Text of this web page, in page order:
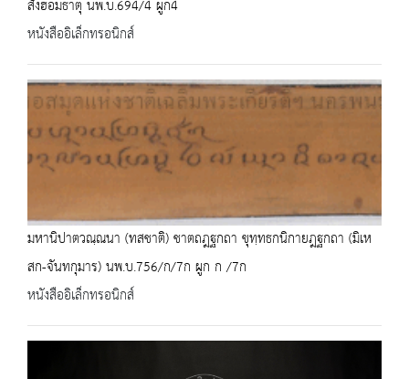
สังฮอมธาตุ นพ.บ.694/4 ผูก4
หนังสืออิเล็กทรอนิกส์
มหานิปาตวณฺณนา (ทสชาติ) ชาตถฎฐกถา ขุทฺทธกนิกายฎฐกถา (มิเห
สก-จันทกุมาร) นพ.บ.756/ก/7ก ผูก ก /7ก
หนังสืออิเล็กทรอนิกส์